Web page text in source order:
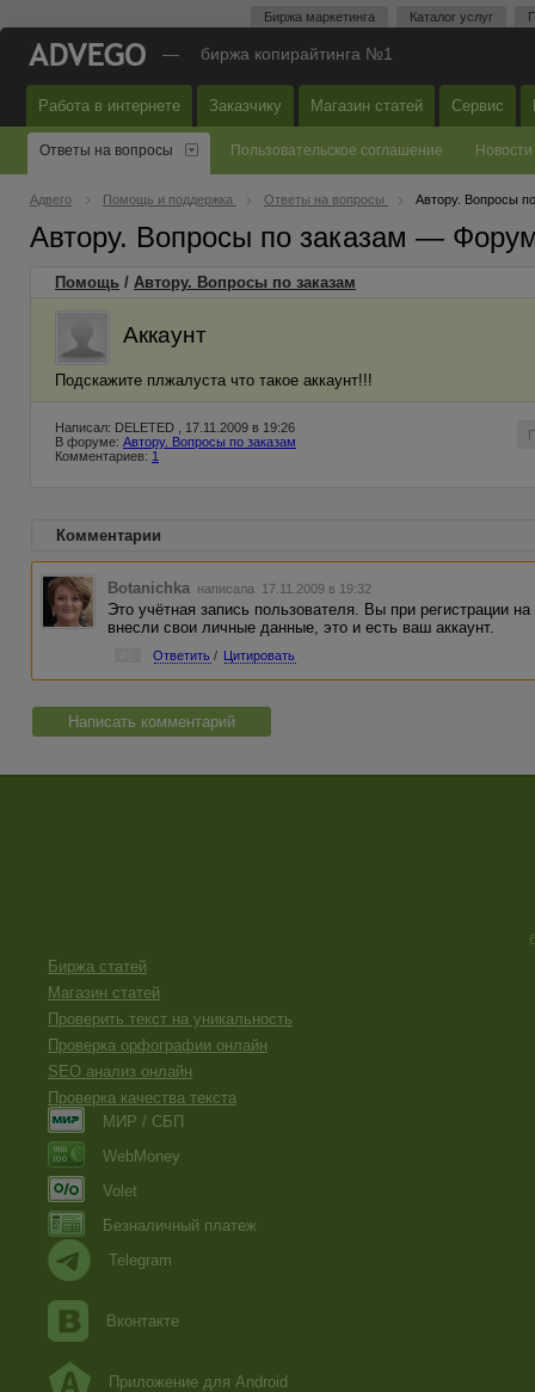
Биржа маркетинга Каталог услуг
— биржа копирайтинга №1
Работа в интернете Заказчику Магазин статей Сервис
Ответы на вопросы Пользовательское соглашение Новости
Адвего Помощь и поддержка Ответы на вопросы Автору. Вопросы
Автору. Вопросы по заказам —
Помощь / Автору. Вопросы по заказам
Аккаунт
Подскажите плжалуста что такое аккаунт!!!
Написал: DELETED , 17.11.2009 в 19:26
В форуме: Автору. Вопросы по заказам
Комментариев: 1
Комментарии
Botanichka написала 17.11.2009 в 19:32
Это учётная запись пользователя. Вы при регистрации
внесли свои личные данные, это и есть ваш аккаунт.
Ответить / Цитировать
Написать комментарий
Биржа статей
Магазин статей
Проверить текст на уникальность
Проверка орфографии онлайн
SEO анализ онлайн
Проверка качества текста
МИР / СБП
WebMoney
Volet
Безналичный платеж
Telegram
Вконтакте
Приложение для Android